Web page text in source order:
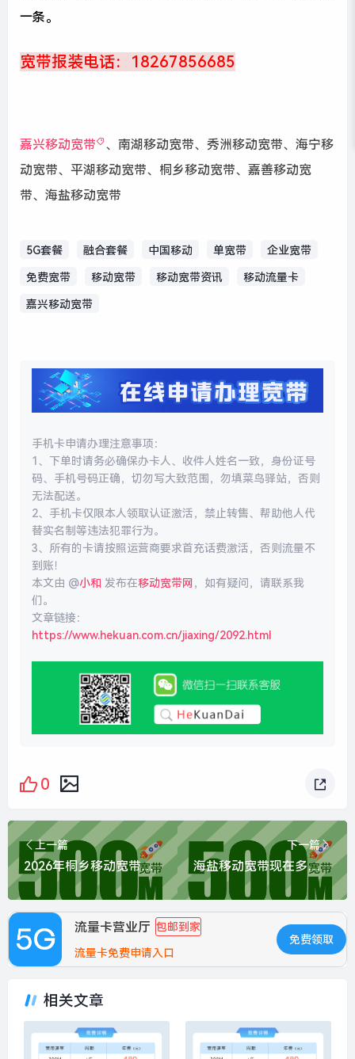
一条。
宽带报装电话：18267856685
嘉兴移动宽带
、南湖移动宽带、秀洲移动宽带、海宁移
动宽带、平湖移动宽带、桐乡移动宽带、嘉善移动宽
带、海盐移动宽带
5G套餐 融合套餐 中国移动 单宽带 企业宽带
免费宽带 移动宽带 移动宽带资讯 移动流量卡
嘉兴移动宽带
手机卡申请办理注意事项：
1、下单时请务必确保办卡人、收件人姓名一致，身份证号
码、手机号码正确，切勿写大致范围，勿填菜鸟驿站，否则
无法配送。
2、手机卡仅限本人领取认证激活，禁止转售、帮助他人代
替实名制等违法犯罪行为。
3、所有的卡请按照运营商要求首充话费激活，否则流量不
到账！
本文由 @小和 发布在移动宽带网 ，如有疑问，请联系我
们。
文章链接：
https://www.hekuan.com.cn/jiaxing/2092.html
0
上一篇
2026年桐乡移动宽带价格表？推荐移动500M包2年500元
下一篇
海盐移动宽带现在多少钱一年？推荐移动1000M包1年800元
流量卡营业厅 包邮到家
流量卡免费申请入口
免费领取
相关文章